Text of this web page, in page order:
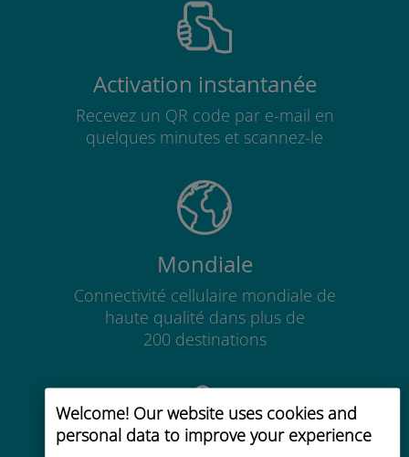
Welcome! Our website uses cookies and
personal data to improve your experience
Activation instantanée
Recevez un QR code par e-mail en
quelques minutes et scannez-le
Mondiale
Connectivité cellulaire mondiale de
haute qualité dans plus de
200 destinations